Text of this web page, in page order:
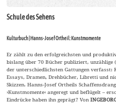
Schule des Sehens
Kulturbuch | Hanns-Josef Ortheil: Kunstmomente
Er zählt zu den erfolgreichsten und
bislang über 70 Bücher publiziert,
der unterschiedlichsten Gattungen verfasst:
Essays, Dramen, Drehbücher, Libretti und
Skizzen. Hanns-Josef Ortheils
›Kunstmomente‹ angeregt und beflügelt –
Eindrücke haben ihn geprägt? Von